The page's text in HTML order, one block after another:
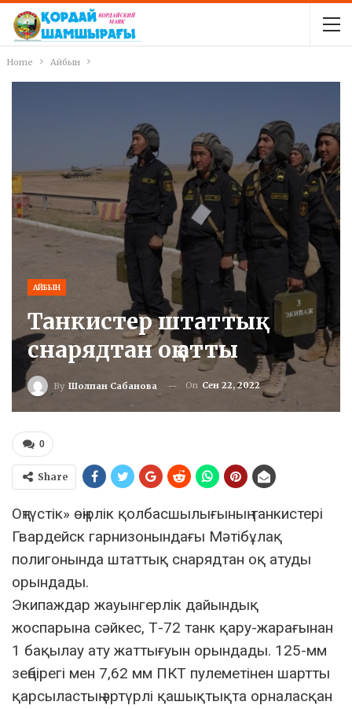
Home Айбын
АЙБЫН
Танкистер штаттық
снарядтан оқ атты
By Шолпан Сабанова On Сен 22, 2022
0
Share
Оңтүстік» өңірлік қолбасшылығының танкистері
Гвардейск гарнизонындағы Мәтібұлақ
полигонында штаттық снарядтан оқ атуды
орындады.
Экипаждар жауынгерлік дайындық
жоспарына сәйкес, Т-72 танк қару-жарағынан
1 бақылау ату жаттығуын орындады. 125-мм
зеңбірегі мен 7,62 мм ПКТ пулеметінен шартты
қарсыластың әртүрлі қашықтықта орналасқан